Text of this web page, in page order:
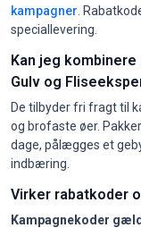
kampagner .
speciallevering.
Kan jeg
Gulv og
De tilbyder fri fragt til
og brofaste øer.
dage, pålægges et
indbæring.
Virker rabatkoder
Kampagnekoder